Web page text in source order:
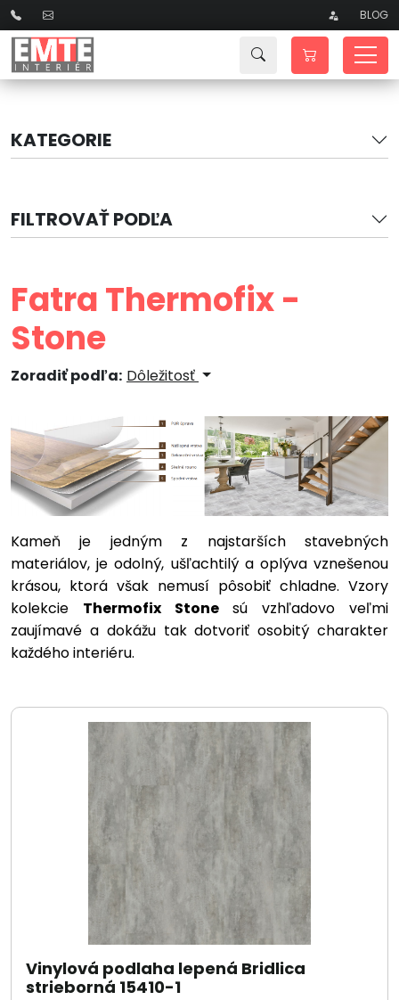
BLOG
KATEGORIE
FILTROVAŤ PODĽA
Fatra Thermofix -
Stone
Zoradiť podľa: Dôležitosť
Kameň je jedným z najstarších stavebných
materiálov, je odolný, ušľachtilý a oplýva vznešenou
krásou, ktorá však nemusí pôsobiť chladne. Vzory
kolekcie Thermofix Stonesú vzhľadovo veľmi
zaujímavé a dokážu tak dotvoriť osobitý charakter
každého interiéru.
Vinylová podlaha lepená Bridlica
strieborná 15410-1